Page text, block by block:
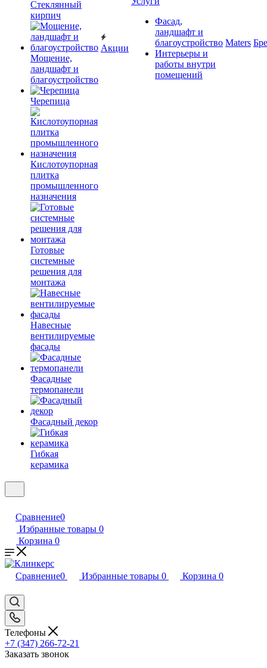
Cтеклянный
кирпич
Мощение,
ландшафт и
благоустройство
Черепица
Кислотоупорная
плитка
промышленного
назначения
Готовые
системные
решения для
монтажа
Навесные
вентилируемые
фасады
Фасадные
термопанели
Фасадный декор
Гибкая
керамика
Акции
Фасад,
ландшафт и
благоустройство
Интерьеры и
работы внутри
помещений
Maters
Сравнение0
Избранные товары 0
Корзина 0
Сравнение0 Избранные товары 0 Корзина 0
Телефоны
+7 (347) 266-72-21
Заказать звонок